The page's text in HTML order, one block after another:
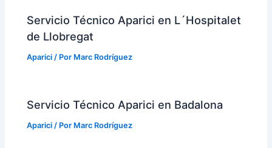
Servicio Técnico Aparici en L´Hospitalet
de Llobregat
Aparici / Por Marc Rodríguez
Servicio Técnico Aparici en Badalona
Aparici / Por Marc Rodríguez